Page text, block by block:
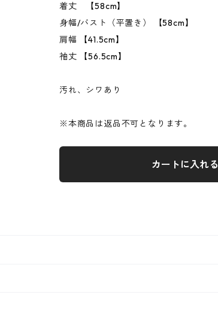
着丈 【58cm】
身幅/バスト（平置き） 【58cm】
肩幅 【41.5cm】
袖丈 【56.5cm】
汚れ、シワあり
※本商品は返品不可となります。
カートに入れる